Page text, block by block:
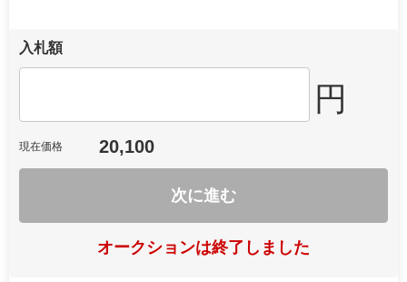
入札額
円
現在価格 20,100
次に進む
オークションは終了しました